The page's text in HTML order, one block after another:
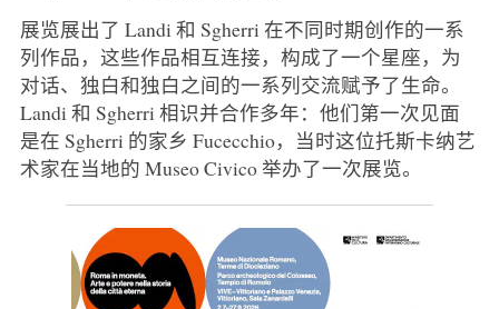
展览展出了 Landi 和 Sgherri 在不同时期创作的一系
列作品，这些作品相互连接，构成了一个星座，为
对话、独白和独白之间的一系列交流赋予了生命。
Landi 和 Sgherri 相识并合作多年：他们第一次见面
是在 Sgherri 的家乡 Fucecchio，当时这位托斯卡纳艺
术家在当地的 Museo Civico 举办了一次展览。